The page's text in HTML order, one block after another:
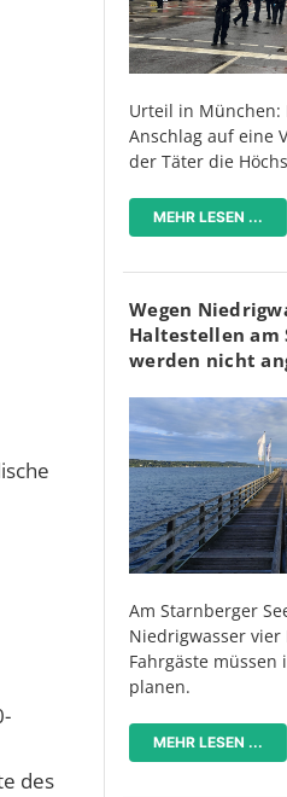
des
Urteil in München:
Anschlag auf eine
der Täter die
MEHR LESEN ...
Wegen
Haltestellen am
werden nicht
Am Starnberger
Niedrigwasser vier
Fahrgäste müssen
planen.
MEHR LESEN ...